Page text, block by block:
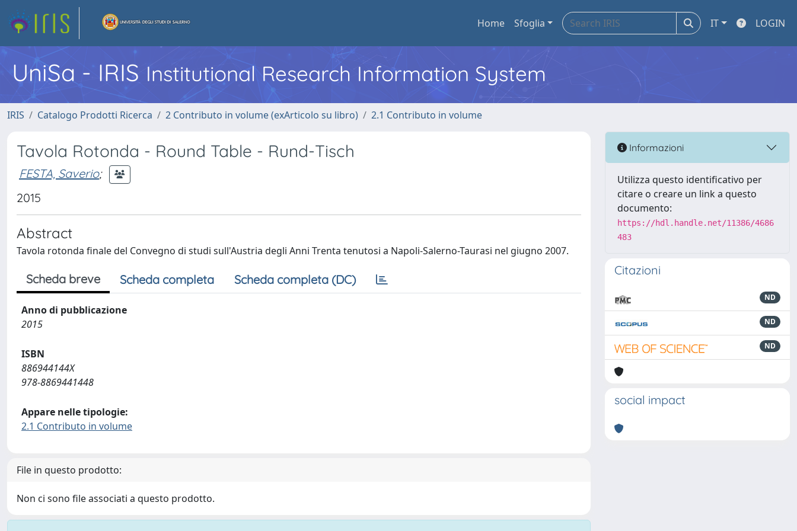
Home Sfoglia IT LOGIN
UniSa - IRIS Institutional Research Information System
IRIS Catalogo Prodotti Ricerca 2 Contributo in volume (exArticolo su libro) 2.1 Contributo in volume
Tavola Rotonda - Round Table - Rund-Tisch
FESTA, Saverio;
2015
Abstract
Tavola rotonda finale del Convegno di studi sull'Austria degli Anni Trenta tenutosi a Napoli-Salerno-Taurasi nel giugno 2007.
Scheda breve Scheda completa Scheda completa (DC)
Anno di pubblicazione
2015
ISBN
886944144X
978-8869441448
Appare nelle tipologie:
2.1 Contributo in volume
File in questo prodotto:
Non ci sono file associati a questo prodotto.
Informazioni
Utilizza questo identificativo per
citare o creare un link a questo
documento:
https://hdl.handle.net/11386/4686
483
Citazioni
ND
ND
ND
social impact